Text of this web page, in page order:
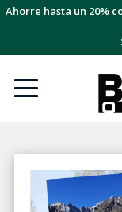
Ahorre hasta un 20%